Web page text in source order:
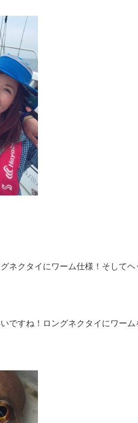
ネクタイにワーム仕様！そして
ですね！ロングネクタイにワー